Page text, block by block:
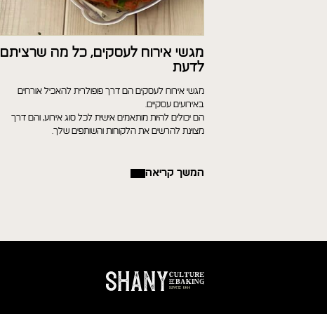
מגשי אירוח לעסקים, כל מה שרציתם
לדעת
מגשי אירוח לעסקים הם דרך פופולרית להאכיל אורחים
באירועים עסקיים.
הם יכולים להיות מותאמים אישית לכל סוג אירוע, והם דרך
מצוינת להרשים את הלקוחות והשותפים שלך.
המשך קריאה